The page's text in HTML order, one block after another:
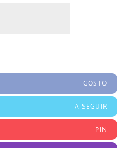
GOSTO
A SEGUIR
PIN